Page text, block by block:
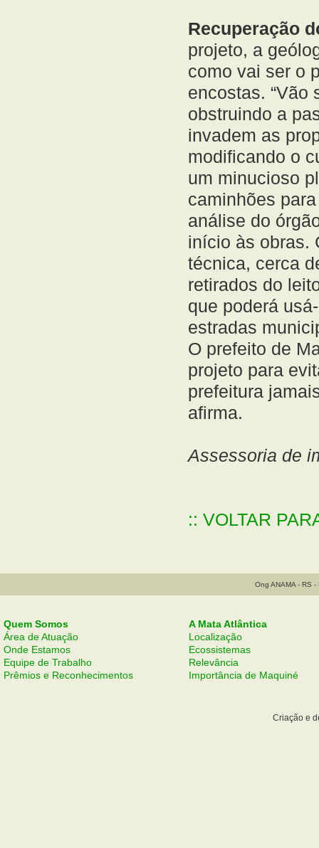
Recuperação
projeto, a
como vai ser o
encostas. “Vão
obstruindo a
invadem as
modificando o
um minucioso
caminhões
análise do
início às obras.
técnica, cerca
retirados do
que poderá
estradas
O prefeito de
projeto para
prefeitura
afirma.
Assessoria de
:: VOLTAR
Ong ANAMA - RS
Quem Somos
Área de Atuação
Onde Estamos
Equipe de Trabalho
Prêmios e Reconhecimentos
A Mata Atlântica
Localização
Ecossistemas
Relevância
Importância de Maquiné
Criação e